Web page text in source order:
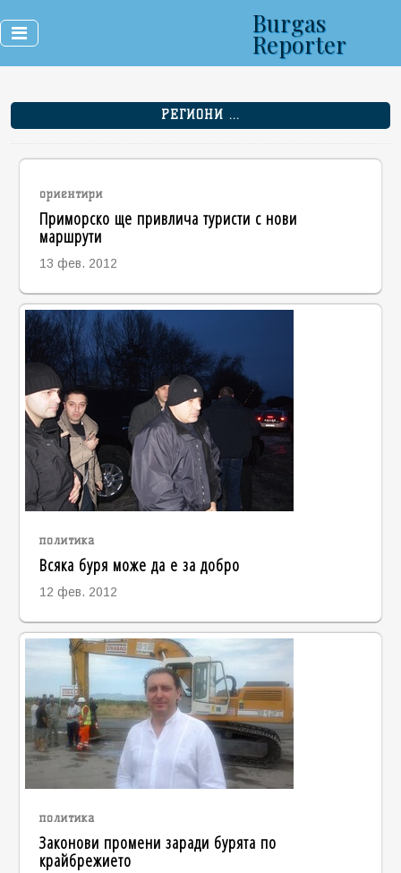
Burgas
Reporter
РЕГИОНИ ...
ориентири
Приморско ще привлича туристи с нови
маршрути
13 фев. 2012
политика
Всяка буря може да е за добро
12 фев. 2012
политика
Законови промени заради бурята по
крайбрежието